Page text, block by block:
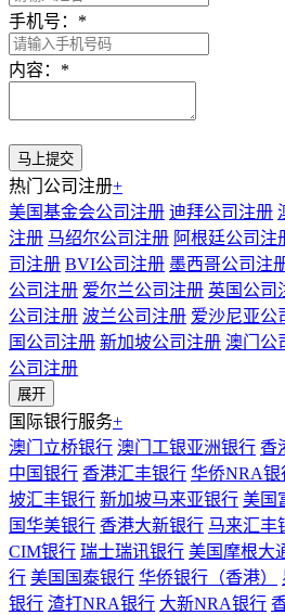
手机号： *
内容： *
热门公司注册+
美国基金会公司注册 迪拜公司注册
注册 马绍尔公司注册 阿根廷公司注
司注册 BVI公司注册 墨西哥公司注
公司注册 爱尔兰公司注册 英国公司
公司注册 波兰公司注册 爱沙尼亚公
国公司注册 新加坡公司注册 澳门公
公司注册
展开
国际银行服务+
澳门立桥银行 澳门工银亚洲银行 香
中国银行 香港汇丰银行 华侨NRA银
坡汇丰银行 新加坡马来亚银行 美国
国华美银行 香港大新银行 马来汇丰
CIM银行 瑞士瑞讯银行 美国摩根大
行 美国国泰银行 华侨银行（香港）
银行 渣打NRA银行 大新NRA银行